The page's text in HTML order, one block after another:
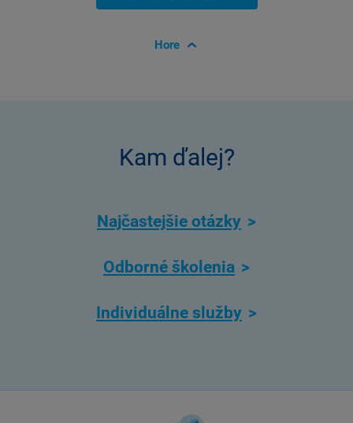
Hore
Kam ďalej?
Najčastejšie otázky
Odborné školenia
Individuálne služby